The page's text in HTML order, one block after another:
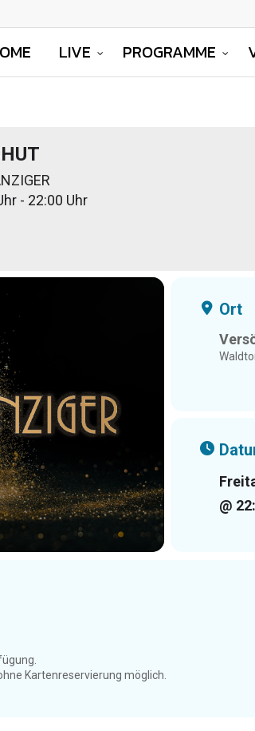
LIVE PROGRAMME
- 22:00 Uhr
Ort
@
Kartenreservierung möglich.